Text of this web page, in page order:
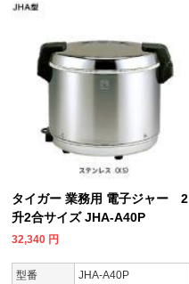
タイガー 業務用 電子ジャー 2
升2合サイズ JHA-A40P
32,340 円
型番
JHA-A40P